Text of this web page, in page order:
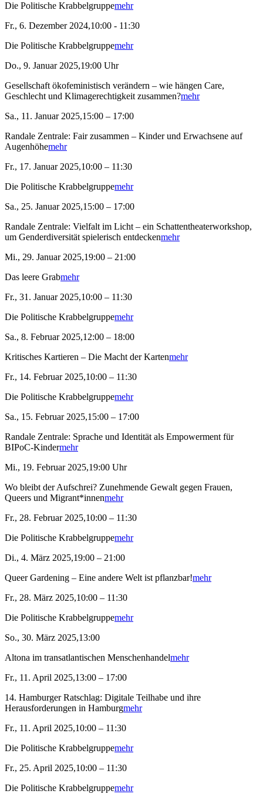
Die Politische Krabbelgruppemehr
Fr., 6. Dezember 2024,10:00 - 11:30
Die Politische Krabbelgruppemehr
Do., 9. Januar 2025,19:00 Uhr
Gesellschaft ökofeministisch verändern – wie hängen Care,
Geschlecht und Klimagerechtigkeit zusammen?mehr
Sa., 11. Januar 2025,15:00 – 17:00
Randale Zentrale: Fair zusammen – Kinder und Erwachsene auf
Augenhöhemehr
Fr., 17. Januar 2025,10:00 – 11:30
Die Politische Krabbelgruppemehr
Sa., 25. Januar 2025,15:00 – 17:00
Randale Zentrale: Vielfalt im Licht – ein Schattentheaterworkshop,
um Genderdiversität spielerisch entdeckenmehr
Mi., 29. Januar 2025,19:00 – 21:00
Das leere Grabmehr
Fr., 31. Januar 2025,10:00 – 11:30
Die Politische Krabbelgruppemehr
Sa., 8. Februar 2025,12:00 – 18:00
Kritisches Kartieren – Die Macht der Kartenmehr
Fr., 14. Februar 2025,10:00 – 11:30
Die Politische Krabbelgruppemehr
Sa., 15. Februar 2025,15:00 – 17:00
Randale Zentrale: Sprache und Identität als Empowerment für
BIPoC-Kindermehr
Mi., 19. Februar 2025,19:00 Uhr
Wo bleibt der Aufschrei? Zunehmende Gewalt gegen Frauen,
Queers und Migrant*innenmehr
Fr., 28. Februar 2025,10:00 – 11:30
Die Politische Krabbelgruppemehr
Di., 4. März 2025,19:00 – 21:00
Queer Gardening – Eine andere Welt ist pflanzbar!mehr
Fr., 28. März 2025,10:00 – 11:30
Die Politische Krabbelgruppemehr
So., 30. März 2025,13:00
Altona im transatlantischen Menschenhandelmehr
Fr., 11. April 2025,13:00 – 17:00
14. Hamburger Ratschlag: Digitale Teilhabe und ihre
Herausforderungen in Hamburgmehr
Fr., 11. April 2025,10:00 – 11:30
Die Politische Krabbelgruppemehr
Fr., 25. April 2025,10:00 – 11:30
Die Politische Krabbelgruppemehr